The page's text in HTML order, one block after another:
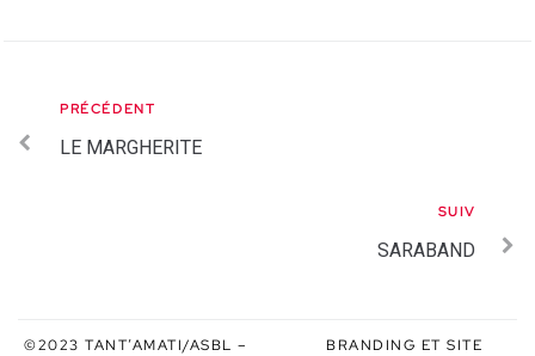
PRÉCÉDENT
LE MARGHERITE
SUIV
SARABAND
©2023 TANT’AMATI/ASBL –
BRANDING ET SITE